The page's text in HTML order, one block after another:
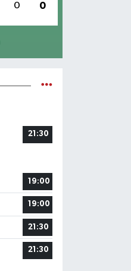
0 0
21:30
19:00
19:00
21:30
21:30